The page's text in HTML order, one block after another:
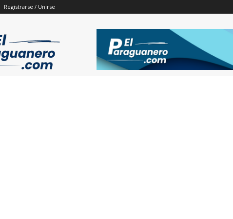
Registrarse / Unirse